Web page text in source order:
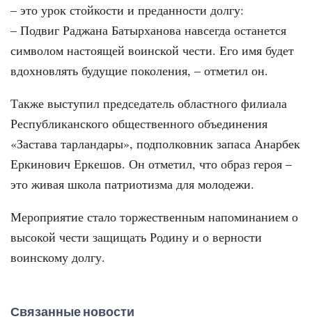
– это урок стойкости и преданности долгу:
– Подвиг Раджана Батырханова навсегда останется
символом настоящей воинской чести. Его имя будет
вдохновлять будущие поколения, – отметил он.
Также выступил председатель областного филиала
Республиканского общественного объединения
«Застава тарландары», подполковник запаса Анарбек
Еркинович Еркешов. Он отметил, что образ героя –
это живая школа патриотизма для молодежи.
Мероприятие стало торжественным напоминанием о
высокой чести защищать Родину и о верности
воинскому долгу.
Связанные новости